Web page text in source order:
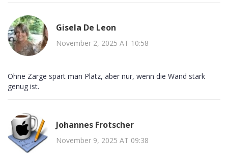
Gisela De Leon
November 2, 2025 AT 10:58
Ohne Zarge spart man Platz, aber nur, wenn die Wand stark
genug ist.
Johannes Frotscher
November 9, 2025 AT 09:38